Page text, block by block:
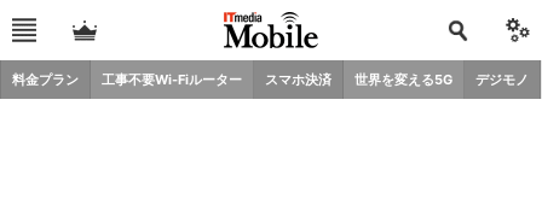
料金プラン 工事不要Wi-Fiルーター スマホ決済 世界を変える5G デジモノ